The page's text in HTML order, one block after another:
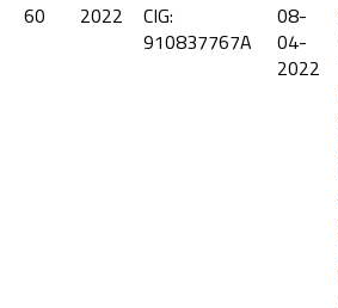
60
2022
CIG:
910837767A
08-
04-
2022